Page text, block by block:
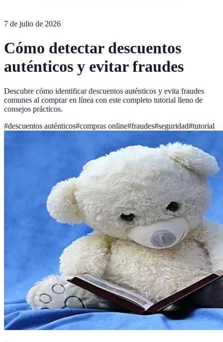
7 de julio de 2026
Cómo detectar descuentos
auténticos y evitar fraudes
Descubre cómo identificar descuentos auténticos y evita fraudes
comunes al comprar en línea con este completo tutorial lleno de
consejos prácticos.
#descuentos auténticos#compras online#fraudes#seguridad#tutorial